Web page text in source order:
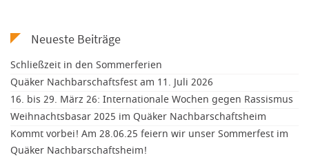
Neueste Beiträge
Schließzeit in den Sommerferien
Quäker Nachbarschaftsfest am 11. Juli 2026
16. bis 29. März 26: Internationale Wochen gegen Rassismus
Weihnachtsbasar 2025 im Quäker Nachbarschaftsheim
Kommt vorbei! Am 28.06.25 feiern wir unser Sommerfest im
Quäker Nachbarschaftsheim!